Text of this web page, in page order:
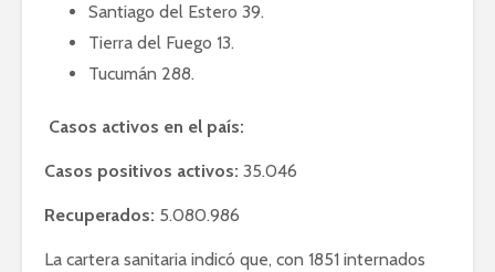
Santiago del Estero 39.
Tierra del Fuego 13.
Tucumán 288.
Casos activos en el país:
Casos positivos activos: 35.046
Recuperados: 5.080.986
La cartera sanitaria indicó que, con 1851 internados